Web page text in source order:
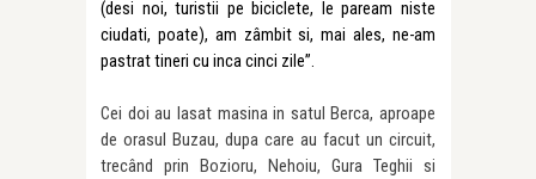
(desi noi, turistii pe biciclete, le paream niste
ciudati, poate), am zâmbit si, mai ales, ne-am
pastrat tineri cu inca cinci zile”.
Cei doi au lasat masina in satul Berca, aproape
de orasul Buzau, dupa care au facut un circuit,
trecând prin Bozioru, Nehoiu, Gura Teghii si